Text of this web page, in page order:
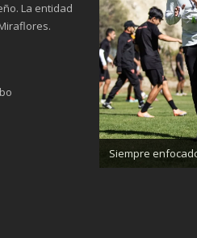
La entidad
Siempre
Trabajando
partido